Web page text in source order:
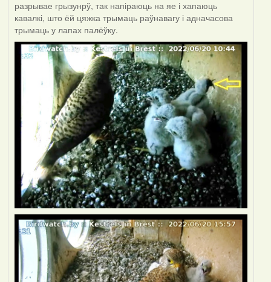
разрывае грызунрў, так напіраюць на яе і хапаюць
кавалкі, што ёй цяжка трымаць раўнавагу і адначасова
трымаць у лапах палёўку.